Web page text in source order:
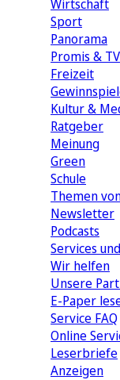
Wirtschaft
Sport
Panorama
Promis & TV
Freizeit
Kultur &
Ratgeber
Meinung
Green
Schule
Themen
Newsletter
Podcasts
Services
Wir helfen
Unsere
E-Paper
Service FAQ
Online
Leserbriefe
Anzeigen